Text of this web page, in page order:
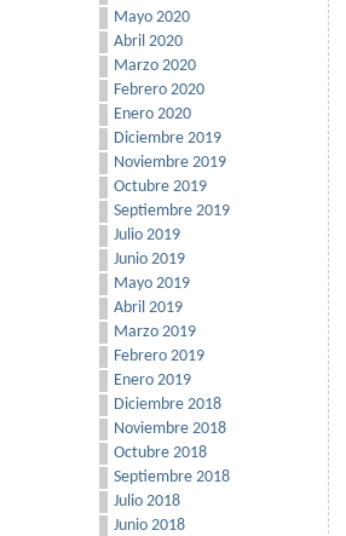
Mayo 2020
Abril 2020
Marzo 2020
Febrero 2020
Enero 2020
Diciembre 2019
Noviembre 2019
Octubre 2019
Septiembre 2019
Julio 2019
Junio 2019
Mayo 2019
Abril 2019
Marzo 2019
Febrero 2019
Enero 2019
Diciembre 2018
Noviembre 2018
Octubre 2018
Septiembre 2018
Julio 2018
Junio 2018